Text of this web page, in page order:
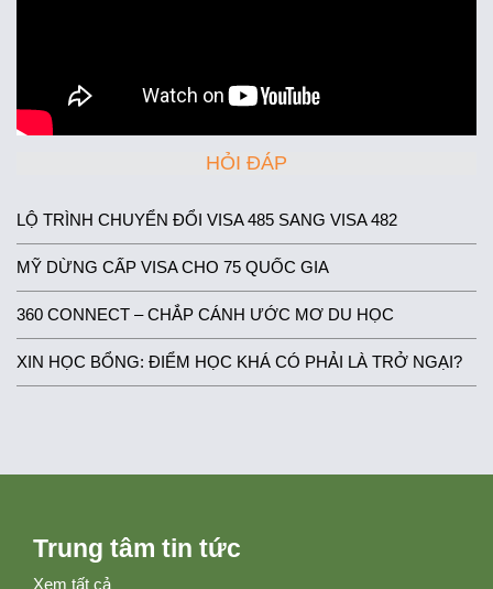
HỎI ĐÁP
LỘ TRÌNH CHUYỂN ĐỔI VISA 485 SANG VISA 482
MỸ DỪNG CẤP VISA CHO 75 QUỐC GIA
360 CONNECT – CHẮP CÁNH ƯỚC MƠ DU HỌC
XIN HỌC BỔNG: ĐIỂM HỌC KHÁ CÓ PHẢI LÀ TRỞ NGẠI?
Trung tâm tin tức
Xem tất cả